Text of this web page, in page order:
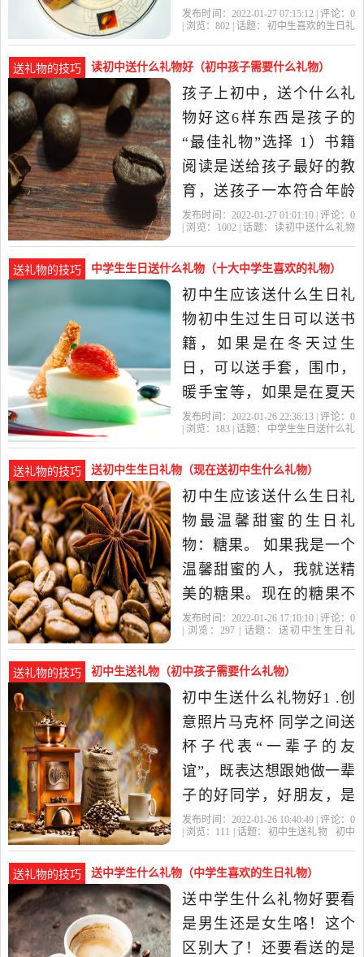
显得不好。 最受中学生喜
为什么会这样的呢。原因
是因为现在科学技术进
步，智能手机满大街可
见。但是由于学生在学校
老师管得严，回到家.
发布时间：2022-01-27 07:15:12 | 评论： 0
| 浏览： 802 | 话题：
初中生喜欢的生日礼
送礼物的技巧 读初中送什么礼物好（初中孩子需要什么礼物）
孩子上初中，送个什么礼
物好这6样东西是孩子的
“最佳礼物”选择 1）书籍
阅读是送给孩子最好的教
育，送孩子一本符合年龄
特点的读物再合适不过
自己喜欢的阅读分类，家
长们可以从小培养孩子读
书的爱好。 也可以为孩子
订阅一年的杂志，每一期
在杂志中获取
发布时间：2022-01-27 01:01:10 | 评论： 0
| 浏览：
1002| 话题：
读初中送什么礼物
送礼物的技巧 中学生生日送什么礼物（十大中学生喜欢的礼物）
初中生应该送什么生日礼
物初中生过生日可以送书
籍，如果是在冬天过生
日，可以送手套，围巾，
暖手宝等，如果是在夏天
过生日，可以送小型电风
并且还能在上面印字，在
转的时候就能送上祝福。
其实送水杯也是一个不错
的选择，什么时候都能
用，最好能买...初中
发布时间：2022-01-26 22:36:13 | 评论： 0
| 浏览： 183 | 话题：
中学生生日送什么礼
送礼物的技巧 送初中生生日礼物（现在送初中生什么礼物）
初中生应该送什么生日礼
物最温馨甜蜜的生日礼
物：糖果。 如果我是一个
温馨甜蜜的人，我就送精
美的糖果。现在的糖果不
但形状迷人，包装精致，
新鲜感。改编一句“名
言”：生活每一天就像糖
果，你永远不知道下一颗
的滋味。无论是小孩还是
大人，都不妨了...
发布时间：2022-01-26 17:10:10 | 评论： 0
| 浏览：297 | 话题：
送初中生生日礼
送礼物的技巧 初中生送礼物（初中孩子需要什么礼物）
初中生送什么礼物好1 .创
意照片马克杯 同学之间送
杯子代表“一辈子的友
谊”，既表达想跟她做一辈
子的好同学，好朋友，是
最能拉近同学感情的礼
学的照片，只要倒入开水
就能显现照片，非常有创
意。 2.盏启明灯，白天吸
收阳光晚上就能发光。还
发布时间：2022-01-26 10:40:49 | 评论： 0
| 浏览： 111 | 话题： 初中生送礼物
初中
送礼物的技巧 送中学生什么礼物（中学生喜欢的生日礼物）
送中学生什么礼物好要看
是男生还是女生咯！这个
区别大了！还要看送的是